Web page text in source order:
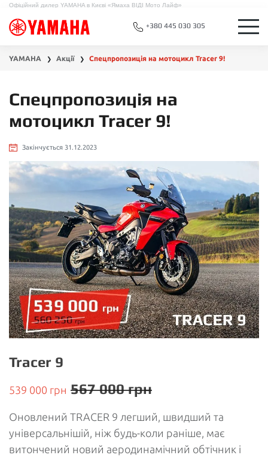
Офіційний дилер YAMAHA в Києві «Ямаха ВІДІ Мото Лайф»
+380 445 030 305
YAMAHA ❯ Акції ❯ Спецпропозиція на мотоцикл Tracer 9!
Спецпропозиція на
мотоцикл Tracer 9!
Закінчується 31.12.2023
Tracer 9
539 000 грн 567 000 грн
Оновлений TRACER 9 легший, швидший та
універсальнішій, ніж будь-коли раніше, має
витончений новий аеродинамічний обтічник і